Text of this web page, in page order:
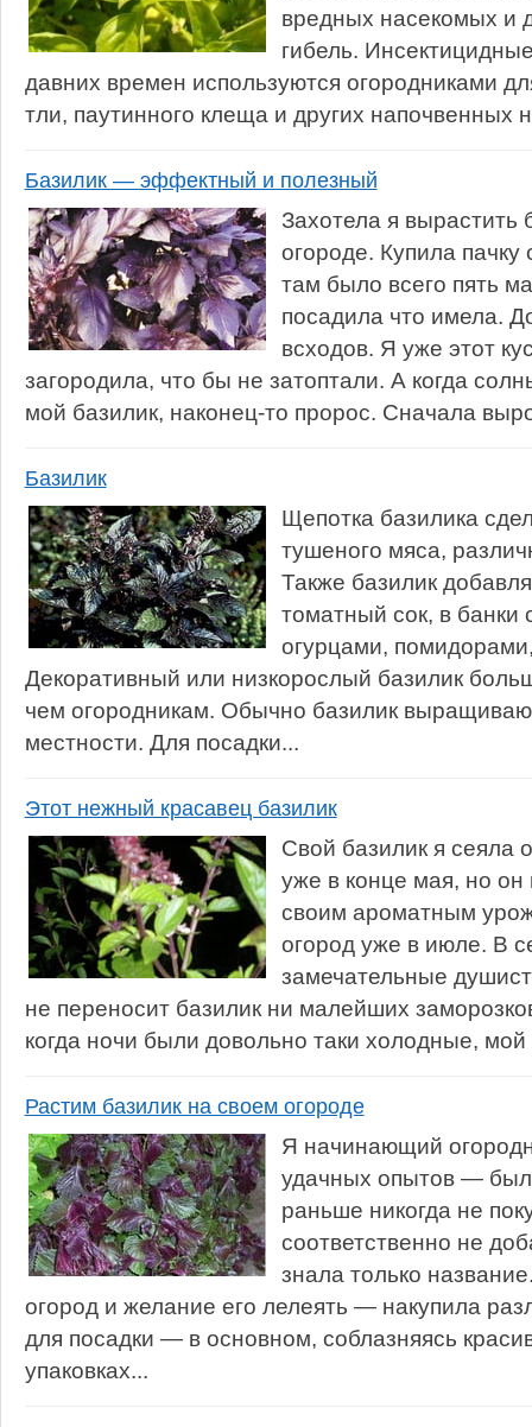
вредных насекомых и
гибель.
давних времен используются огородниками
тли, паутинного клеща и других напочвенных
Базилик — эффектный и полезный
Захотела я вырастить
огороде. Купила пачку
там было всего пять
посадила что имела.
всходов. Я уже этот
загородила, что бы не затоптали. А когда
мой базилик, наконец-то пророс. Сначала
Базилик
Щепотка базилика
тушеного мяса,
Также базилик
томатный сок, в
огурцами,
Декоративный или низкорослый базилик
чем огородникам. Обычно базилик
местности. Для посадки...
Этот нежный красавец базилик
Свой базилик я сеяла
уже в конце мая, но
своим ароматным
огород уже в июле. В
замечательные
не переносит базилик ни малейших
когда ночи были довольно таки холодные,
Растим базилик на своем огороде
Я начинающий
удачных опытов —
раньше никогда не
соответственно не
знала только
огород и желание его лелеять — накупила
для посадки — в основном, соблазняясь
упаковках...